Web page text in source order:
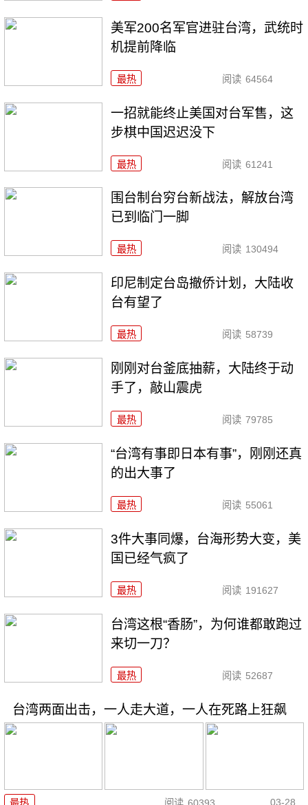
美军200名军官进驻台湾，武统时
机提前降临
最热 阅读 64564
一招就能终止美国对台军售，这
步棋中国迟迟没下
最热 阅读 61241
围台制台穷台新战法，解放台湾
已到临门一脚
最热 阅读 130494
印尼制定台岛撤侨计划，​大陆收
台有望了
最热 阅读 58739
刚刚对台釜底抽薪，大陆终于动
手了，敲山震虎
最热 阅读 79785
“台湾有事即日本有事”，刚刚还真
的出大事了
最热 阅读 55061
3件大事同爆，台海形势大变，美
国已经气疯了
最热 阅读 191627
台湾这根“香肠”，为何谁都敢跑过
来切一刀？
最热 阅读 52687
台湾两面出击，一人走大道，一人在死路上狂飙
03-28